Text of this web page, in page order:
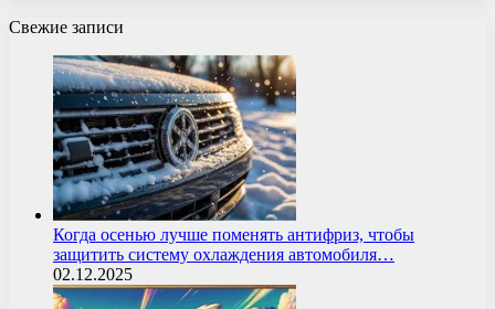
Свежие записи
Когда осенью лучше поменять антифриз, чтобы
защитить систему охлаждения автомобиля…
02.12.2025